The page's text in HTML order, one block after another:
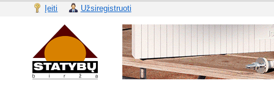
Įeiti Užsiregistruoti